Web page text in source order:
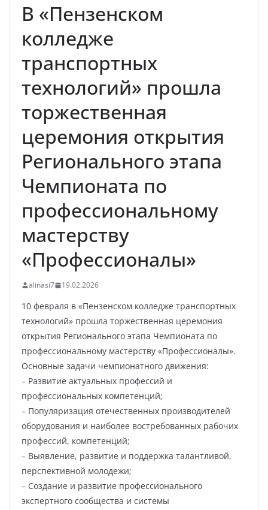
В «Пензенском
колледже
транспортных
технологий» прошла
торжественная
церемония открытия
Регионального этапа
Чемпионата по
профессиональному
мастерству
«Профессионалы»
alinasi7 19.02.2026
10 февраля в «Пензенском колледже транспортных
технологий» прошла торжественная церемония
открытия Регионального этапа Чемпионата по
профессиональному мастерству «Профессионалы».
Основные задачи чемпионатного движения:
– Развитие актуальных профессий и
профессиональных компетенций;
– Популяризация отечественных производителей
оборудования и наиболее востребованных рабочих
профессий, компетенций;
– Выявление, развитие и поддержка талантливой,
перспективной молодежи;
– Создание и развитие профессионального
экспертного сообщества и системы